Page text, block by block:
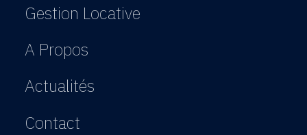
Gestion Locative
A Propos
Actualités
Contact